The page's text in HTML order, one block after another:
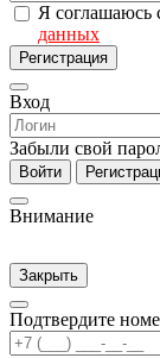
Я соглашаюсь
данных
Регистрация
Вход
Забыли свой
Войти
Внимание
Закрыть
Подтвердите